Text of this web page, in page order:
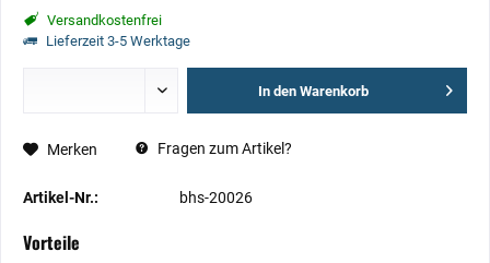
Versandkostenfrei
Lieferzeit 3-5 Werktage
In den Warenkorb
Merken Fragen zum Artikel?
Artikel-Nr.: bhs-20026
Vorteile